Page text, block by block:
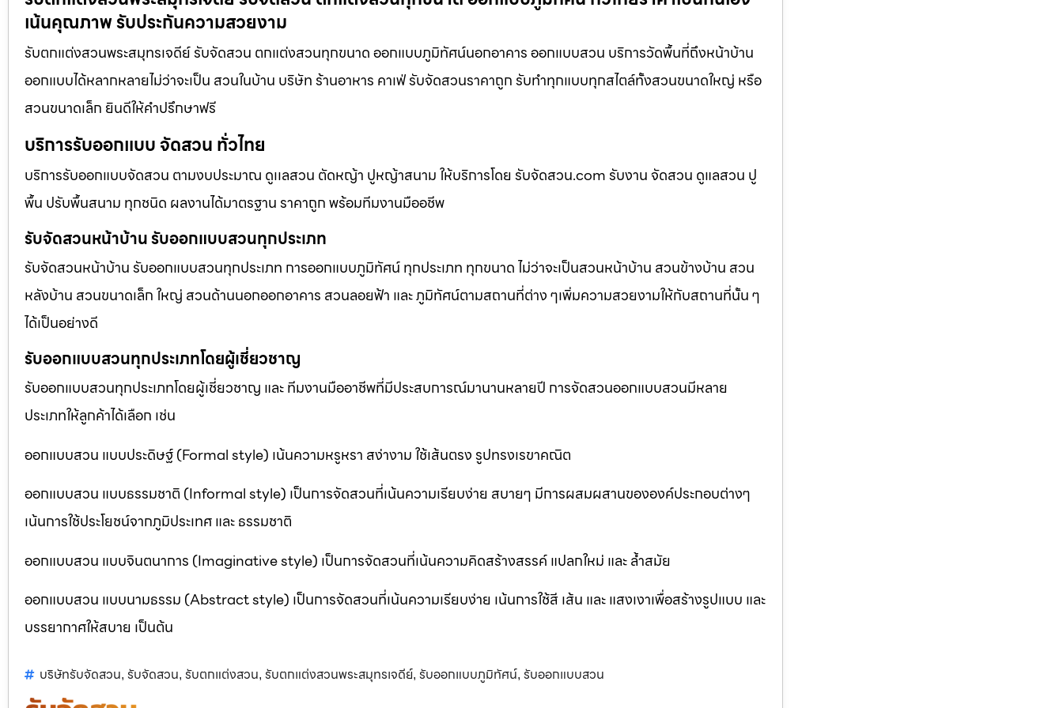
เน้นคุณภาพ รับประกันความสวยงาม
รับตกแต่งสวนพระสมุทรเจดีย์ รับจัดสวน ตกแต่งสวนทุกขนาด ออกแบบภูมิทัศน์นอกอาคาร ออกแบบสวน บริการวัดพื้นที่ถึงหน้าบ้าน
ออกแบบได้หลากหลายไม่ว่าจะเป็น สวนในบ้าน บริษัท ร้านอาหาร คาเฟ่ รับจัดสวนราคาถูก รับทำทุกแบบทุกสไตล์ทั้งสวนขนาดใหญ่ หรือ
สวนขนาดเล็ก ยินดีให้คำปรึกษาฟรี
บริการรับออกแบบ จัดสวน ทั่วไทย
บริการรับออกแบบจัดสวน ตามงบประมาณ ดูเเลสวน ตัดหญ้า ปูหญ้าสนาม ให้บริการโดย รับจัดสวน.com รับงาน จัดสวน ดูแลสวน ปู
พื้น ปรับพื้นสนาม ทุกชนิด ผลงานได้มาตรฐาน ราคาถูก พร้อมทีมงานมืออชีพ
รับจัดสวนหน้าบ้าน รับออกแบบสวนทุกประเภท
รับจัดสวนหน้าบ้าน รับออกแบบสวนทุกประเภท การออกแบบภูมิทัศน์ ทุกประเภท ทุกขนาด ไม่ว่าจะเป็นสวนหน้าบ้าน สวนข้างบ้าน สวน
หลังบ้าน สวนขนาดเล็ก ใหญ่ สวนด้านนอกออกอาคาร สวนลอยฟ้า และ ภูมิทัศน์ตามสถานที่ต่าง ๆเพิ่มความสวยงามให้กับสถานที่นั้น ๆ
ได้เป็นอย่างดี
รับออกแบบสวนทุกประเภทโดยผู้เชี่ยวชาญ
รับออกแบบสวนทุกประเภทโดยผู้เชี่ยวชาญ และ ทีมงานมืออาชีพที่มีประสบการณ์มานานหลายปี การจัดสวนออกแบบสวนมีหลาย
ประเภทให้ลูกค้าได้เลือก เช่น
ออกแบบสวน แบบประดิษฐ์ (Formal style) เน้นความหรูหรา สง่างาม ใช้เส้นตรง รูปทรงเรขาคณิต
ออกแบบสวน แบบธรรมชาติ (Informal style) เป็นการจัดสวนที่เน้นความเรียบง่าย สบายๆ มีการผสมผสานขององค์ประกอบต่างๆ
เน้นการใช้ประโยชน์จากภูมิประเทศ และ ธรรมชาติ
ออกแบบสวน แบบจินตนาการ (Imaginative style) เป็นการจัดสวนที่เน้นความคิดสร้างสรรค์ แปลกใหม่ และ ล้ำสมัย
ออกแบบสวน แบบนามธรรม (Abstract style) เป็นการจัดสวนที่เน้นความเรียบง่าย เน้นการใช้สี เส้น และ แสงเงาเพื่อสร้างรูปแบบ และ
บรรยากาศให้สบาย เป็นต้น
บริษัทรับจัดสวน, รับจัดสวน, รับตกแต่งสวน, รับตกแต่งสวนพระสมุทรเจดีย์, รับออกแบบภูมิทัศน์, รับออกแบบสวน